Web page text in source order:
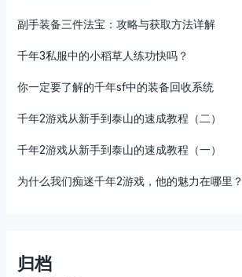
副手装备三件法宝：攻略与获取方法详解
千年3私服中的小稻草人练功快吗？
你一定要了解的千年sf中的装备回收系统
千年2游戏从新手到泰山的速成教程（二）
千年2游戏从新手到泰山的速成教程（一）
为什么我们痴迷千年2游戏，他的魅力在哪里？
归档